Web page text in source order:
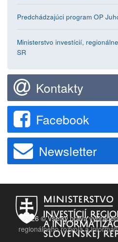
Predchádzajúci program OP
Ministerstvo investícií,
SR
Kontakty
Facebook
Newsletter
2026 © Všetky práva
regionálneho rozvoja a